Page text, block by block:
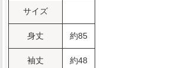
サイズ
身丈 約85
袖丈 約48